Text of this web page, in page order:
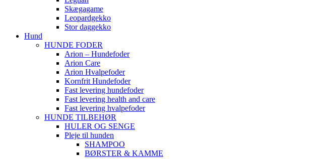
Skægagame
Leopardgekko
Stor daggekko
Hund
HUNDE FODER
Arion – Hundefoder
Arion Care
Arion Hvalpefoder
Kornfrit Hundefoder
Fast levering hundefoder
Fast levering health and care
Fast levering hvalpefoder
HUNDE TILBEHØR
HULER OG SENGE
Pleje til hunden
SHAMPOO
BØRSTER & KAMME